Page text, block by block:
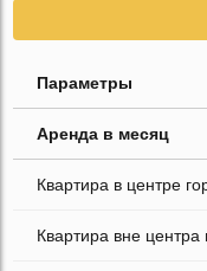
Параметры
Аренда в месяц
Квартира в центре
Квартира вне центра